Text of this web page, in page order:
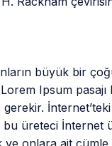
büyük bir
Ipsum pasajı
gerekir.
bu üreteci İnternet
onlara ait cümle